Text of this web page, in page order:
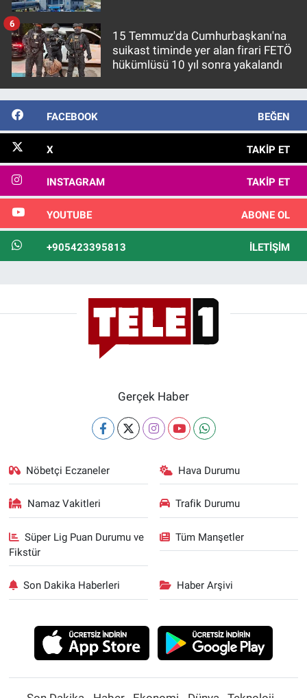
15 Temmuz'da Cumhurbaşkanı'na
suikast timinde yer alan firari FETÖ
hükümlüsü 10 yıl sonra yakalandı
6
FACEBOOK BEĞEN
X TAKIP ET
INSTAGRAM TAKIP ET
YOUTUBE ABONE OL
+905423395813 İLETIŞIM
Gerçek Haber
Nöbetçi Eczaneler Hava Durumu
Namaz Vakitleri Trafik Durumu
Süper Lig Puan Durumu ve
Fikstür
Tüm Manşetler
Son Dakika Haberleri Haber Arşivi